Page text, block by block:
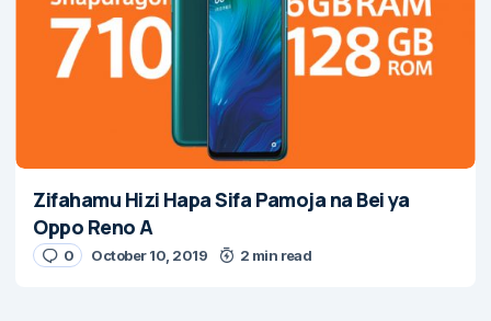
Zifahamu Hizi Hapa Sifa Pamoja na Bei ya
Oppo Reno A
0 October 10, 2019 2 min read